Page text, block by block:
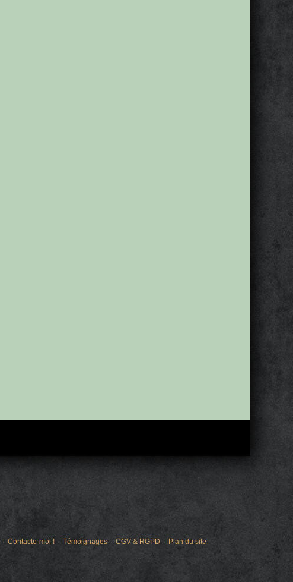
Contacte-moi ! Témoignages CGV & RGPD Plan du site